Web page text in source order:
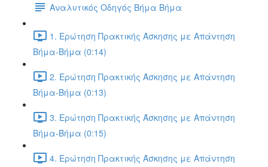
Αναλυτικός Οδηγός Βήμα Βήμα
1. Ερώτηση Πρακτικής Άσκησης με Απάντηση
Βήμα-Βήμα (0:14)
2. Ερώτηση Πρακτικής Άσκησης με Απάντηση
Βήμα-Βήμα (0:13)
3. Ερώτηση Πρακτικής Άσκησης με Απάντηση
Βήμα-Βήμα (0:15)
4. Ερώτηση Πρακτικής Άσκησης με Απάντηση